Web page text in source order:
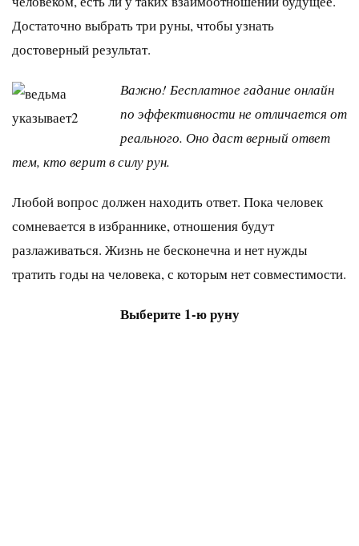
Достаточно выбрать три руны, чтобы узнать
достоверный результат.
Важно! Бесплатное гадание онлайн
по эффективности не отличается от
реального. Оно даст верный ответ
тем, кто верит в силу рун.
Любой вопрос должен находить ответ. Пока человек
сомневается в избраннике, отношения будут
разлаживаться. Жизнь не бесконечна и нет нужды
тратить годы на человека, с которым нет совместимости.
Выберите 1-ю руну